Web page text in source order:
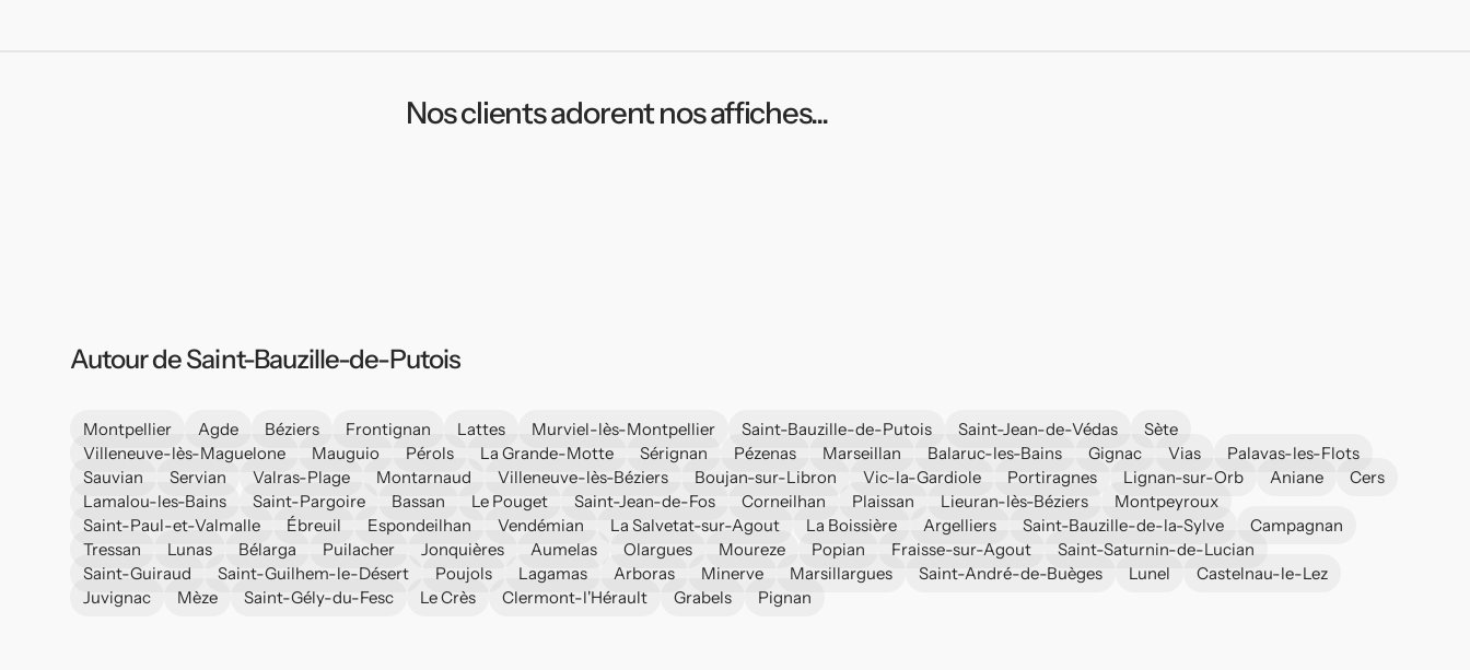
Nos clients adorent nos affiches...
Autour de Saint-Bauzille-de-Putois
Montpellier Agde Béziers Frontignan Lattes Murviel-lès-Montpellier Saint-Bauzille-de-Putois Saint-Jean-de-Védas
Sète
Villeneuve-lès-Maguelone
Mauguio Pérols La Grande-Motte Sérignan Pézenas Marseillan Balaruc-les-Bains Gignac Vias
Palavas-les-Flots
Sauvian
Servian Valras-Plage Montarnaud Villeneuve-lès-Béziers Boujan-sur-Libron Vic-la-Gardiole Portiragnes Lignan-sur-Orb Aniane
Cers
Lamalou-les-Bains
Saint-Pargoire Bassan Le Pouget Saint-Jean-de-Fos Corneilhan Plaissan Lieuran-lès-Béziers
Montpeyroux
Saint-Paul-et-Valmalle
Ébreuil Espondeilhan Vendémian La Salvetat-sur-Agout La Boissière Argelliers Saint-Bauzille-de-la-Sylve
Campagnan
Tressan
Lunas Bélarga Puilacher Jonquières Aumelas Olargues Moureze Popian Fraisse-sur-Agout
Saint-Saturnin-de-Lucian
Saint-Guiraud
Saint-Guilhem-le-Désert Poujols Lagamas Arboras Minerve Marsillargues Saint-André-de-Buèges Lunel
Castelnau-le-Lez
Juvignac
Mèze Saint-Gély-du-Fesc Le Crès Clermont-l'Hérault Grabels Pignan